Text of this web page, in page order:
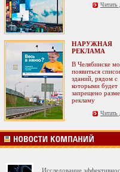
Читать
НАРУЖНАЯ
РЕКЛАМА
В Челябинске
появиться
зданий, рядом с
которыми будет
запрещено
рекламу
Читать
Исследование